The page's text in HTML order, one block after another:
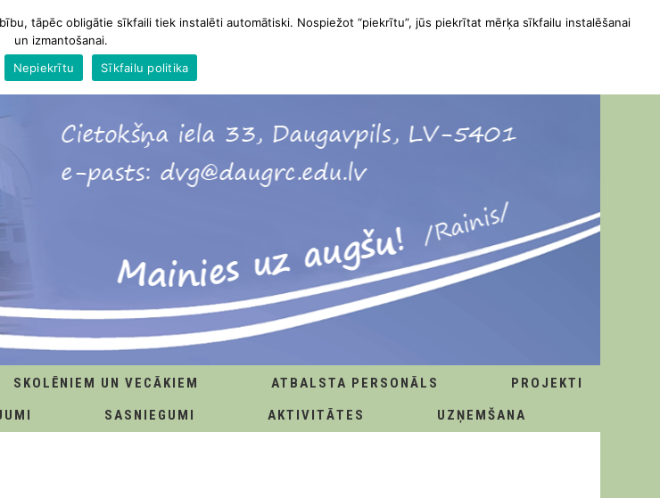
SKOLĒNIEM UN VECĀKIEM ATBALSTA PERSONĀLS
PROJEKTI
SASNIEGUMI AKTIVITĀTES UZŅEMŠANA
tāpēc obligātie sīkfaili tiek instalēti automātiski. Nospiežot “piekrītu”, jūs piekrītat mērķa sīkfailu instalēšanai
un izmantošanai.
Nepiekrītu Sīkfailu politika